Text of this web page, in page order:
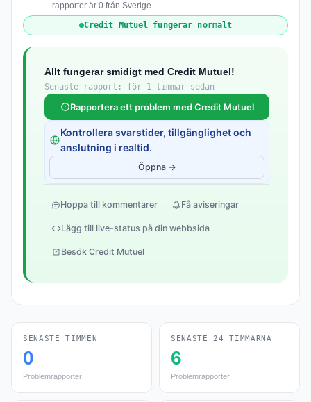
rapporter är 0 från Sverige
Credit Mutuel fungerar normalt
Allt fungerar smidigt med Credit Mutuel!
Senaste rapport: för 1 timmar sedan
Rapportera ett problem med Credit Mutuel
Kontrollera svarstider, tillgänglighet och
anslutning i realtid.
Öppna →
Hoppa till kommentarer Få aviseringar
Lägg till live-status på din webbsida
Besök Credit Mutuel
SENASTE TIMMEN
0
Problemrapporter
SENASTE 24 TIMMARNA
6
Problemrapporter